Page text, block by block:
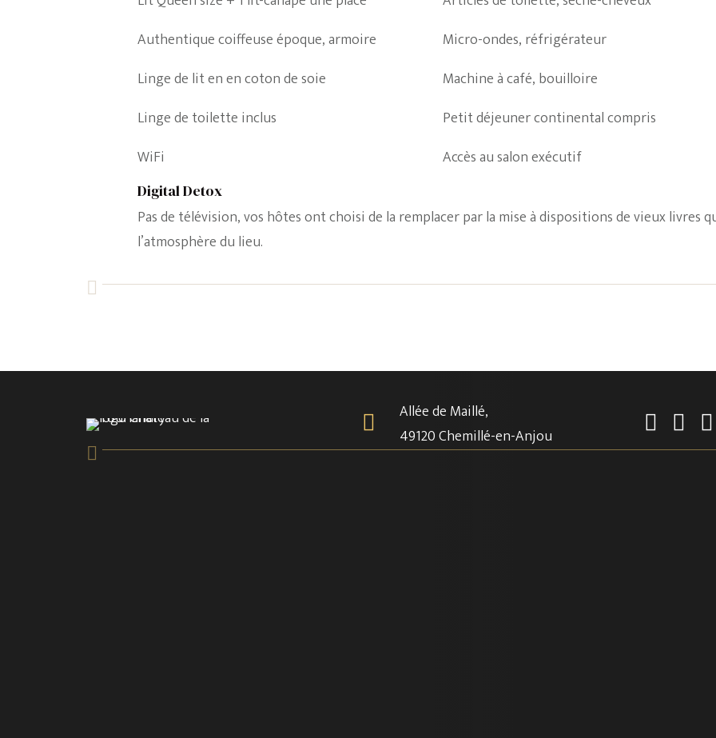
Authentique coiffeuse époque, armoire
Linge de lit en en coton de soie
Linge de toilette inclus
WiFi
Micro-ondes, réfrigérateur
Machine à café, bouilloire
Petit déjeuner continental compris
Accès au salon exécutif
Digital Detox
Pas de télévision, vos hôtes ont choisi de la remplacer par la mise à dispositions de vieux livres
l’atmosphère du lieu.
Allée de Maillé,
49120 Chemillé-en-Anjou